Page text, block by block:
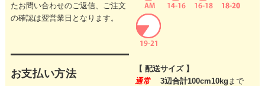
たお問い合わせのご返信、ご注文
の確認は翌営業日となります。
お支払い方法
【 配送サイズ 】
通常
3辺合計100cm10kg まで